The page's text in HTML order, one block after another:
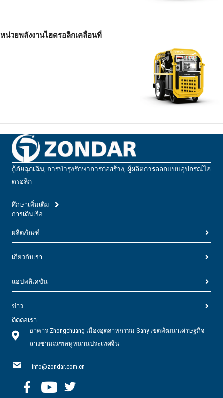
หน่วยพลังงานไฮดรอลิกเคลื่อนที่
กู้ภัยฉุกเฉิน, การบํารุงรักษาการก่อสร้าง, ผู้ผลิตการออกแบบอุปกรณ์ไฮ
ดรอลิก
ศึกษาเพิ่มเติม
การเดินเรือ
ผลิตภัณฑ์
เกี่ยวกับเรา
แอปพลิเคชัน
ข่าว
ติดต่อเรา
อาคาร Zhongchuang เมืองอุตสาหกรรม Sany เขตพัฒนาเศรษฐกิจ
ฉางซามณฑลหูหนานประเทศจีน
info@zondar.com.cn